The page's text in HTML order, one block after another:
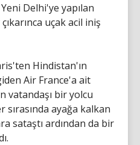
Delhi'ye yapılan
uçak acil iniş
Hindistan'ın
Air France'a ait
vatandaşı bir yolcu
sırasında ayağa kalkan
sataştı ardından da bir